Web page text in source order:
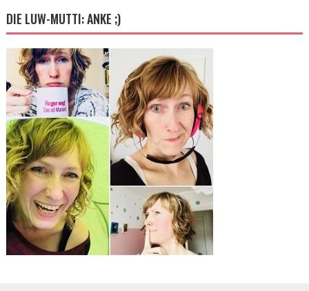
DIE LUW-MUTTI: ANKE ;)